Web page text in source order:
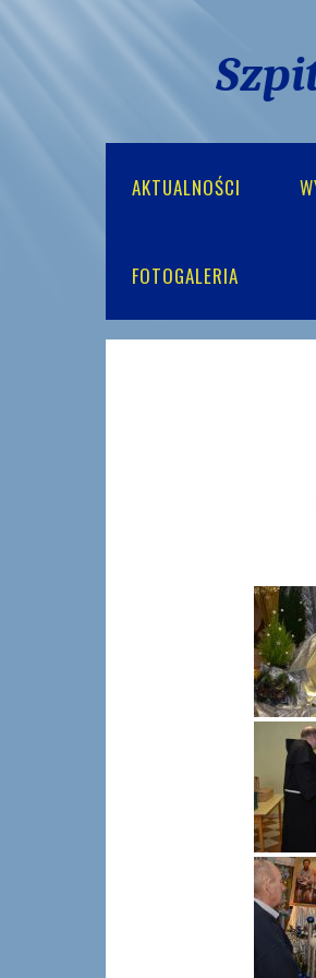
AKTUALNOŚCI
FOTOGALERIA